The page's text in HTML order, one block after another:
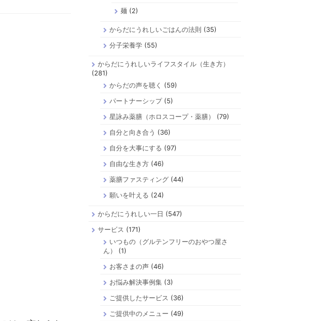
麺 (2)
からだにうれしいごはんの法則 (35)
分子栄養学(55)
からだにうれしいライフスタイル（生き方）
(281)
からだの声を聴く
(59)
パートナーシップ(5)
星詠み薬膳（ホロスコープ・薬膳）
(79)
自分と向き合う (36)
自分を大事にする (97)
自由な生き方(46)
薬膳ファスティング(44)
願いを叶える (24)
からだにうれしい一日 (547)
サービス (171)
いつもの（グルテンフリーのおやつ屋さ
ん）
(1)
お客さまの声(46)
お悩み解決事例集 (3)
ご提供したサービス (36)
ご提供中のメニュー (49)